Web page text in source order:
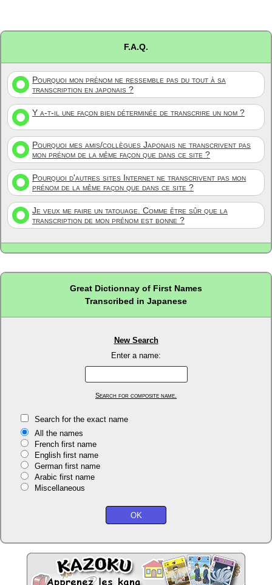
F.A.Q.
Pourquoi mon prénom ne ressemble pas du tout à sa
transcription en japonais ?
Y a-t-il une façon bien déterminée de transcrire un nom ?
Pourquoi mes amis/collègues Japonais ne transcrivent pas
mon prénom de la même façon que dans ce site ?
Pourquoi d'autres sites Internet ne transcrivent pas mon
prénom de la même façon que dans ce site ?
Je veux me faire un tatouage. Comme être sûr que la
transcription de mon prénom est bonne ?
Great Dictionnay of First Names
Transcribed in Japanese
New Search
Enter a name:
Search for composite name.
Search for the exact name
All the names
French first name
English first name
German first name
Arabic first name
Miscellaneous